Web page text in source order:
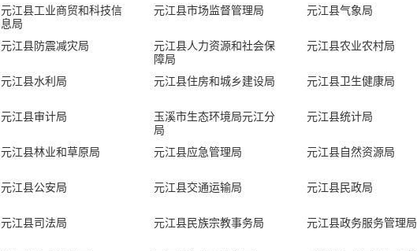
元江县工业商贸和科技信
息局
元江县市场监督管理局 元江县气象局
元江县防震减灾局
元江县人力资源和社会保
障局
元江县农业农村局
元江县水利局 元江县住房和城乡建设局 元江县卫生健康局
元江县审计局
玉溪市生态环境局元江分
局
元江县统计局
元江县林业和草原局 元江县应急管理局 元江县自然资源局
元江县公安局 元江县交通运输局 元江县民政局
元江县司法局 元江县民族宗教事务局 元江县政务服务管理局